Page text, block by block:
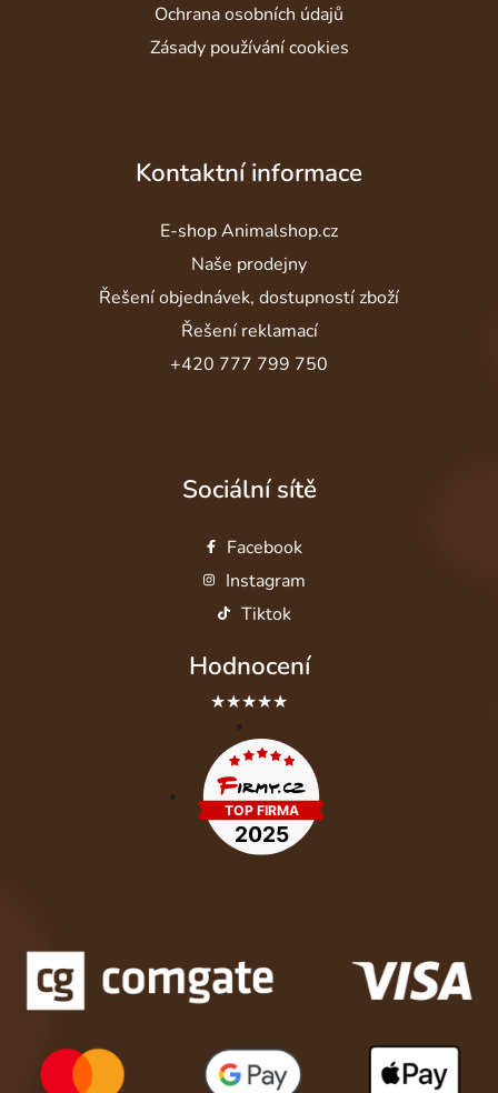
Ochrana osobních údajů
Zásady používání cookies
Kontaktní informace
E-shop Animalshop.cz
Naše prodejny
Řešení objednávek, dostupností zboží
Řešení reklamací
+420 777 799 750
Sociální sítě
Facebook
Instagram
Tiktok
Hodnocení
★★★★★